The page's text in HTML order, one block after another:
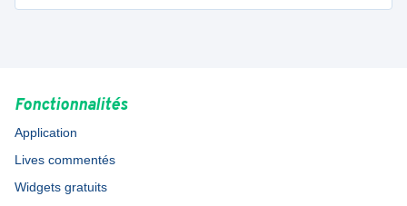
Fonctionnalités
Application
Lives commentés
Widgets gratuits